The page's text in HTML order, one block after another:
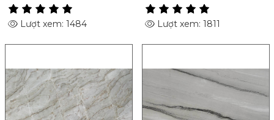
Lượt xem: 1484 Lượt xem: 1811